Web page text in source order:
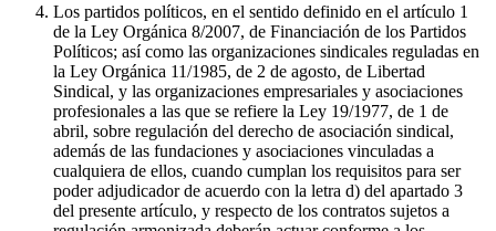
Los partidos políticos, en el sentido definido en el artículo 1
de la Ley Orgánica 8/2007, de Financiación de los Partidos
Políticos; así como las organizaciones sindicales reguladas en
la Ley Orgánica 11/1985, de 2 de agosto, de Libertad
Sindical, y las organizaciones empresariales y asociaciones
profesionales a las que se refiere la Ley 19/1977, de 1 de
abril, sobre regulación del derecho de asociación sindical,
además de las fundaciones y asociaciones vinculadas a
cualquiera de ellos, cuando cumplan los requisitos para ser
poder adjudicador de acuerdo con la letra d) del apartado 3
del presente artículo, y respecto de los contratos sujetos a